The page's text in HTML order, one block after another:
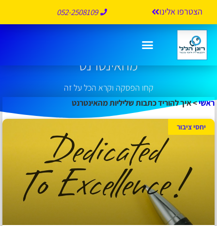
הצטרפו אלינו 052-2508109
איך להוריד כתבות שליליות
מהאינטרנט
קחו הפסקה וקרא הכל על זה
ראשי>איך להוריד כתבות שליליות מהאינטרנט
יחסי ציבור